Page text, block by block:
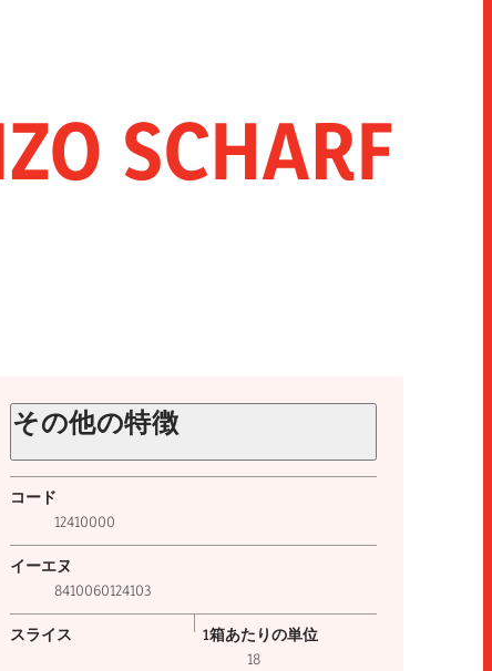
SCHARF
その他の特徴
コード
12410000
イーエヌ
8410060124103
スライス
1箱あたりの単位
18